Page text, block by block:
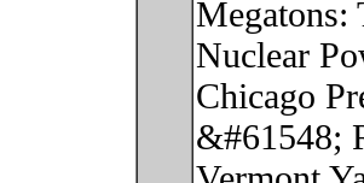
Megatons:
Nuclear
Chicago
&#61548;